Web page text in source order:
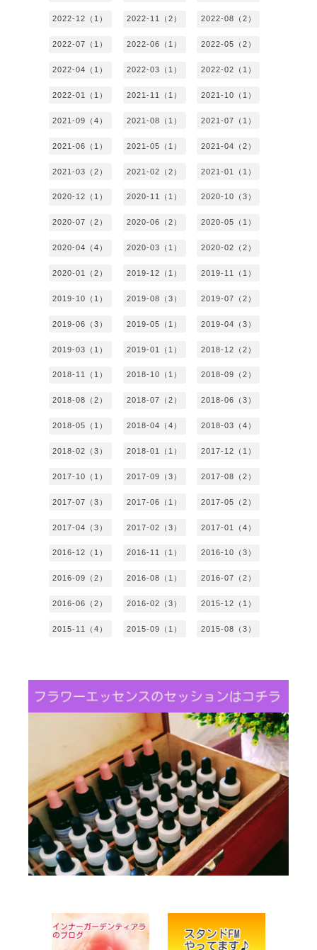
2022-12（1） 2022-11（2） 2022-08（2）
2022-07（1） 2022-06（1） 2022-05（2）
2022-04（1） 2022-03（1） 2022-02（1）
2022-01（1） 2021-11（1） 2021-10（1）
2021-09（4） 2021-08（1） 2021-07（1）
2021-06（1） 2021-05（1） 2021-04（2）
2021-03（2） 2021-02（2） 2021-01（1）
2020-12（1） 2020-11（1） 2020-10（3）
2020-07（2） 2020-06（2） 2020-05（1）
2020-04（4） 2020-03（1） 2020-02（2）
2020-01（2） 2019-12（1） 2019-11（1）
2019-10（1） 2019-08（3） 2019-07（2）
2019-06（3） 2019-05（1） 2019-04（3）
2019-03（1） 2019-01（1） 2018-12（2）
2018-11（1） 2018-10（1） 2018-09（2）
2018-08（2） 2018-07（2） 2018-06（3）
2018-05（1） 2018-04（4） 2018-03（4）
2018-02（3） 2018-01（1） 2017-12（1）
2017-10（1） 2017-09（3） 2017-08（2）
2017-07（3） 2017-06（1） 2017-05（2）
2017-04（3） 2017-02（3） 2017-01（4）
2016-12（1） 2016-11（1） 2016-10（3）
2016-09（2） 2016-08（1） 2016-07（2）
2016-06（2） 2016-02（3） 2015-12（1）
2015-11（4） 2015-09（1） 2015-08（3）